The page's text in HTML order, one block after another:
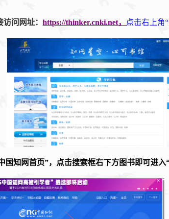
访问网址：https://thinker.cnki.net， 点击右上角
国知网首页”，点击搜索框右下方图书即可进入“